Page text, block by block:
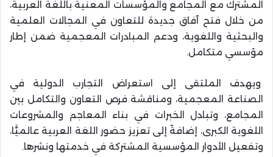
المشترك مع المجامع والمؤسسات المعنية باللغة العربية،
من خلال فتح آفاق جديدة للتعاون في المجالات العلمية
والبحثية واللغوية، ودعم المبادرات المعجمية ضمن إطار
مؤسسي متكامل.
ويهدف الملتقى إلى استعراض التجارب الدولية في
الصناعة المعجمية، ومناقشة فرص التعاون والتكامل بين
المجامع، وتبادل الخبرات في بناء المعاجم والمشروعات
اللغوية الكبرى، إضافةً إلى تعزيز حضور اللغة العربية عالميًّا،
وتفعيل الأدوار المؤسسية المشتركة في خدمتها ونشرها.